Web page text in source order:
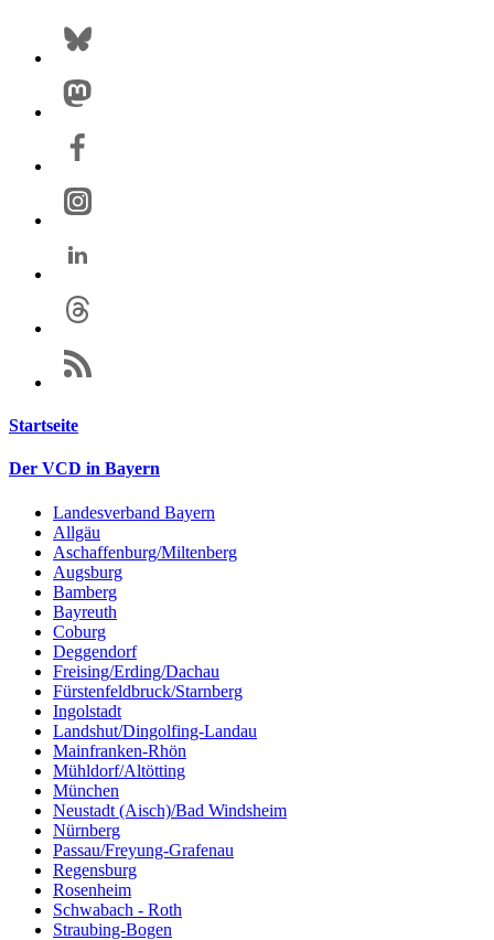
Startseite
Der VCD in Bayern
Landesverband Bayern
Allgäu
Aschaffenburg/Miltenberg
Augsburg
Bamberg
Bayreuth
Coburg
Deggendorf
Freising/Erding/Dachau
Fürstenfeldbruck/Starnberg
Ingolstadt
Landshut/Dingolfing-Landau
Mainfranken-Rhön
Mühldorf/Altötting
München
Neustadt (Aisch)/Bad Windsheim
Nürnberg
Passau/Freyung-Grafenau
Regensburg
Rosenheim
Schwabach - Roth
Straubing-Bogen